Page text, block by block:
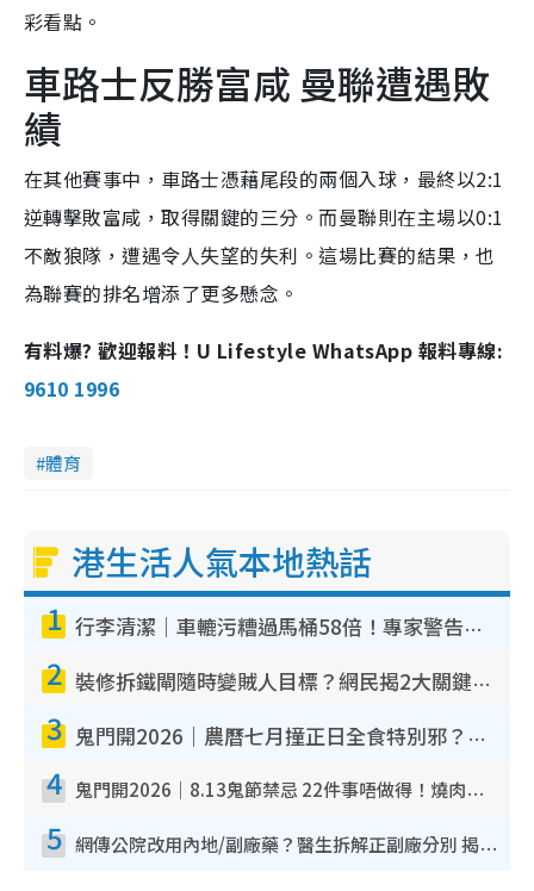
彩看點。
車路士反勝富咸 曼聯遭遇敗
績
在其他賽事中，車路士憑藉尾段的兩個入球，最終以2:1
逆轉擊敗富咸，取得關鍵的三分。而曼聯則在主場以0:1
不敵狼隊，遭遇令人失望的失利。這場比賽的結果，也
為聯賽的排名增添了更多懸念。
有料爆? 歡迎報料！U Lifestyle WhatsApp 報料專線:
9610 1996
體育
港生活人氣本地熱話
1 行李清潔｜車轆污糟過馬桶58倍！專家警告忌用酒精抹 教1招免污手除菌
2 裝修拆鐵閘隨時變賊人目標？網民揭2大關鍵用途：裝新式等於白裝？附新舊鐵閘分別
3 鬼門開2026｜農曆七月撞正日全食特別邪？專家警告切忌做一事！揭4大禁忌+2招保平安
4 鬼門開2026｜8.13鬼節禁忌 22件事唔做得！燒肉、刺身要少食？半夜勿吹口哨/打呢個電話
5 網傳公院改用內地/副廠藥？醫生拆解正副廠分別 揭4類人換藥隨時出事